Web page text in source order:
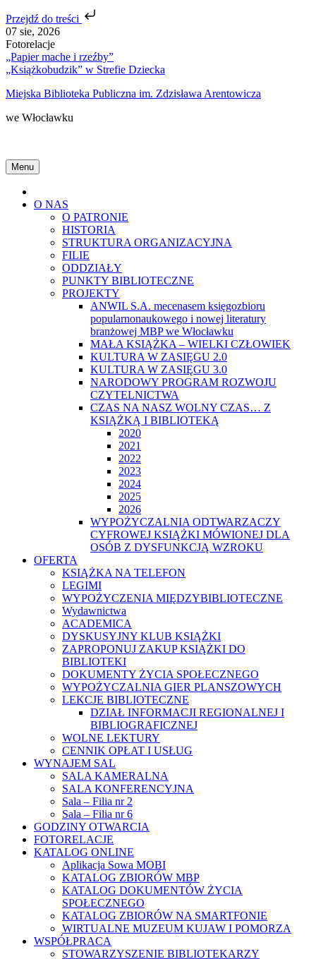
Przejdź do treści
Skip
to
content
07 sie, 2026
Fotorelacje
„Papier mache i rzeźby”
„Książkobudzik” w Strefie Dziecka
Miejska Biblioteka Publiczna im. Zdzisława Arentowicza
we Włocławku
Menu
O NAS
O PATRONIE
HISTORIA
STRUKTURA ORGANIZACYJNA
FILIE
ODDZIAŁY
PUNKTY BIBLIOTECZNE
PROJEKTY
ANWIL S.A. mecenasem księgozbioru
popularnonaukowego i nowej literatury
branżowej MBP we Włocławku
MAŁA KSIĄŻKA – WIELKI CZŁOWIEK
KULTURA W ZASIĘGU 2.0
KULTURA W ZASIĘGU 3.0
NARODOWY PROGRAM ROZWOJU
CZYTELNICTWA
CZAS NA NASZ WOLNY CZAS… Z
KSIĄŻKĄ I BIBLIOTEKĄ
2020
2021
2022
2023
2024
2025
2026
WYPOŻYCZALNIA ODTWARZACZY
CYFROWEJ KSIĄŻKI MÓWIONEJ DLA
OSÓB Z DYSFUNKCJĄ WZROKU
OFERTA
KSIĄŻKA NA TELEFON
LEGIMI
WYPOŻYCZENIA MIĘDZYBIBLIOTECZNE
Wydawnictwa
ACADEMICA
DYSKUSYJNY KLUB KSIĄŻKI
ZAPROPONUJ ZAKUP KSIĄŻKI DO
BIBLIOTEKI
DOKUMENTY ŻYCIA SPOŁECZNEGO
WYPOŻYCZALNIA GIER PLANSZOWYCH
LEKCJE BIBLIOTECZNE
DZIAŁ INFORMACJI REGIONALNEJ I
BIBLIOGRAFICZNEJ
WOLNE LEKTURY
CENNIK OPŁAT I USŁUG
WYNAJEM SAL
SALA KAMERALNA
SALA KONFERENCYJNA
Sala – Filia nr 2
Sala – Filia nr 6
GODZINY OTWARCIA
FOTORELACJE
KATALOG ONLINE
Aplikacja Sowa MOBI
KATALOG ZBIORÓW MBP
KATALOG DOKUMENTÓW ŻYCIA
SPOŁECZNEGO
KATALOG ZBIORÓW NA SMARTFONIE
WIRTUALNE MUZEUM KUJAW I POMORZA
WSPÓŁPRACA
STOWARZYSZENIE BIBLIOTEKARZY